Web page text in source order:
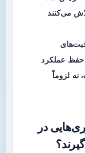
می‌کنند
حفظ عملکرد
نه لزوماً
در